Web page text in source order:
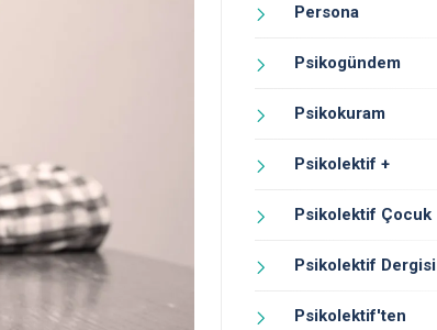
Persona
Psikogündem
Psikokuram
Psikolektif +
Psikolektif Çocuk
Psikolektif Dergisi
Psikolektif'ten